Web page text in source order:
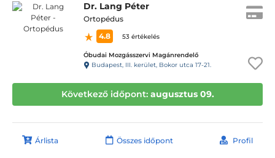
Dr. Lang Péter
Ortopédus
4.8
53 értékelés
Óbudai Mozgásszervi Magánrendelő
Budapest, III. kerület, Bokor utca 17-21.
Következő időpont: augusztus 09.
Árlista Összes időpont Profil